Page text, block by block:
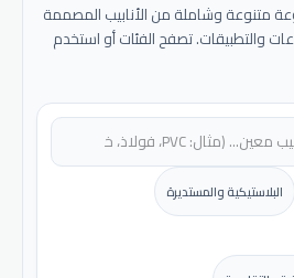
متنوعة وشاملة من الأنابيب المصممة
والتطبيقات. تصفح الفئات أو استخدم
البلاستيكية والمستديرة